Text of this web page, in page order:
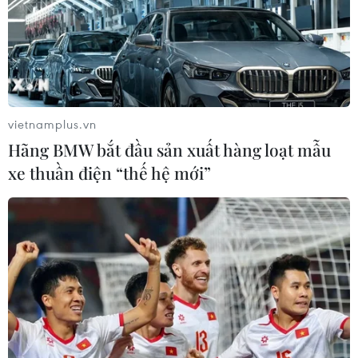
Theo dõi VietnamPlus
TIN LIÊN QUAN
vietnamplus.vn
Hãng BMW bắt đầu sản xuất hàng loạt mẫu
xe thuần điện “thế hệ mới”